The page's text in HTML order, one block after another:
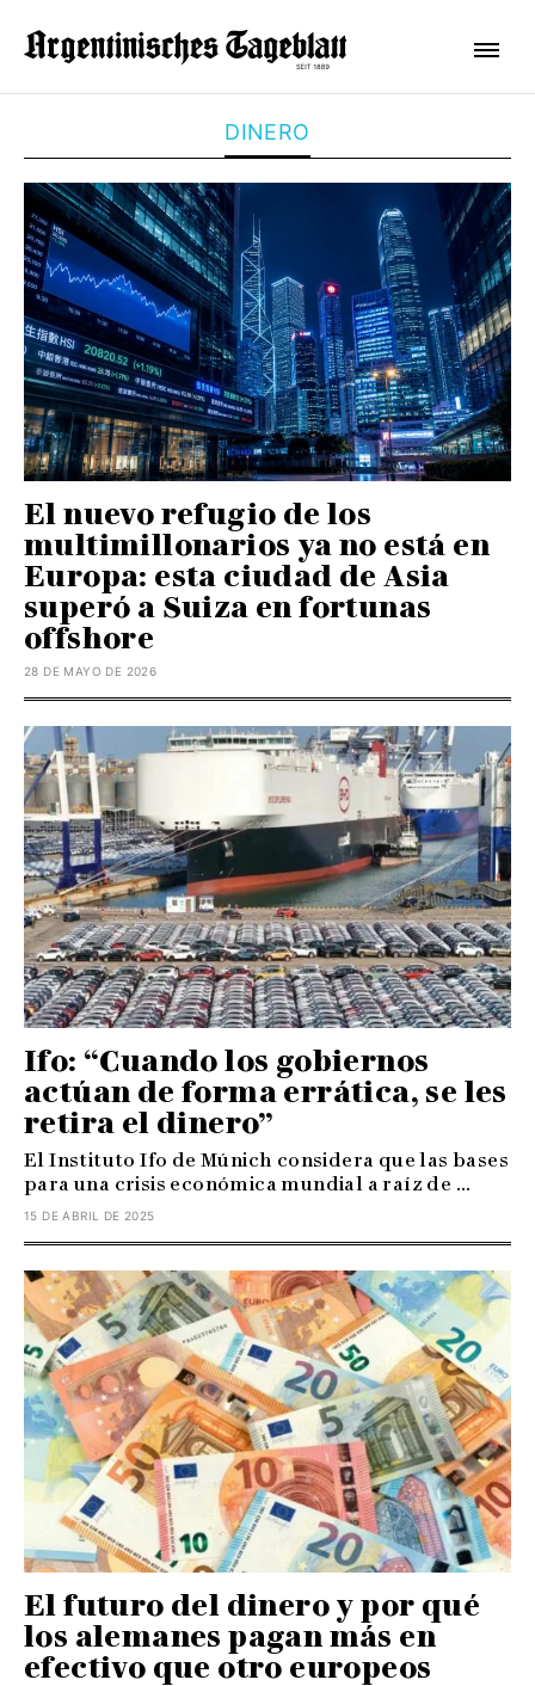
DINERO
El nuevo refugio de los
multimillonarios ya no está en
Europa: esta ciudad de Asia
superó a Suiza en fortunas
offshore
28 DE MAYO DE 2026
Ifo: “Cuando los gobiernos
actúan de forma errática, se les
retira el dinero”
El Instituto Ifo de Múnich considera que las bases
para una crisis económica mundial a raíz de ...
15 DE ABRIL DE 2025
El futuro del dinero y por qué
los alemanes pagan más en
efectivo que otro europeos